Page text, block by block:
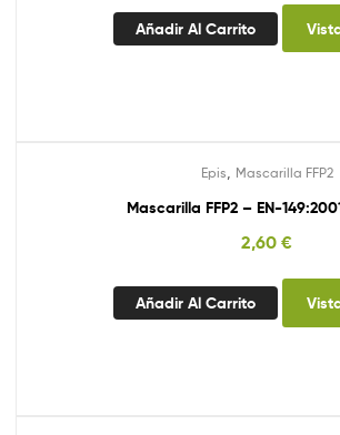
Añadir Al Carrito
Epis Mascarilla FFP2
Mascarilla FFP2 – EN-
2,60 €
Añadir Al Carrito